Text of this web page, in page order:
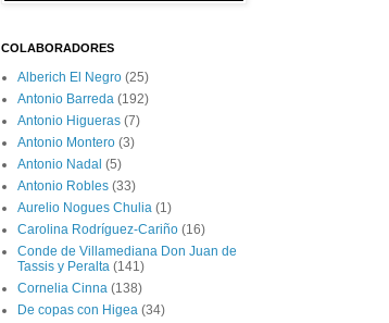
COLABORADORES
Alberich El Negro (25)
Antonio Barreda (192)
Antonio Higueras (7)
Antonio Montero (3)
Antonio Nadal (5)
Antonio Robles (33)
Aurelio Nogues Chulia (1)
Carolina Rodríguez-Cariño (16)
Conde de Villamediana Don Juan de
Tassis y Peralta (141)
Cornelia Cinna (138)
De copas con Higea (34)